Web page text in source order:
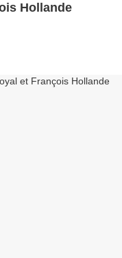
Hollande